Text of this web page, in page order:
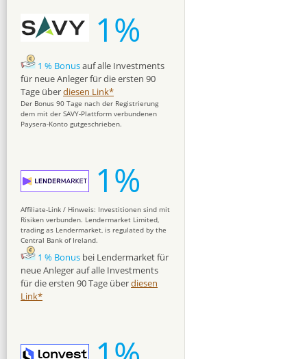
1%
1 % Bonusauf alle Investments
für neue Anleger für die ersten 90
Tage überdiesen Link*
Der Bonus 90 Tage nach der Registrierung
dem mit der SAVY-Plattform verbundenen
Paysera-Konto gutgeschrieben.
1%
Affiliate-Link / Hinweis: Investitionen sind mit
Risiken verbunden. Lendermarket Limited,
trading as Lendermarket, is regulated by the
Central Bank of Ireland.
1 % Bonus bei Lendermarket für
neue Anleger auf alle Investments
für die ersten 90 Tage überdiesen
Link*